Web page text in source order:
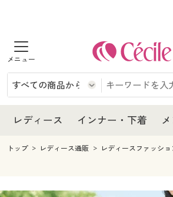
商品を探す
レディース
レディースファッション
インナー・下着
インナー・下着通販すべて
メンズ
レディース インナー・下着
レディース
レディース通販すべて
レディースファッション
インナー・下着
インナー・下着通販すべて
メンズ
トップ レディース通販 レディースファッショ